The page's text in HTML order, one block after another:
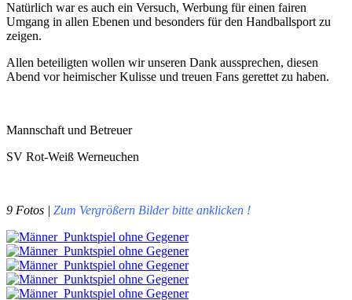
Natürlich war es auch ein Versuch, Werbung für einen fairen
Umgang in allen Ebenen und besonders für den Handballsport zu
zeigen.
Allen beteiligten wollen wir unseren Dank aussprechen, diesen
Abend vor heimischer Kulisse und treuen Fans gerettet zu haben.
Mannschaft und Betreuer
SV Rot-Weiß Werneuchen
9 Fotos | Zum Vergrößern Bilder bitte anklicken !